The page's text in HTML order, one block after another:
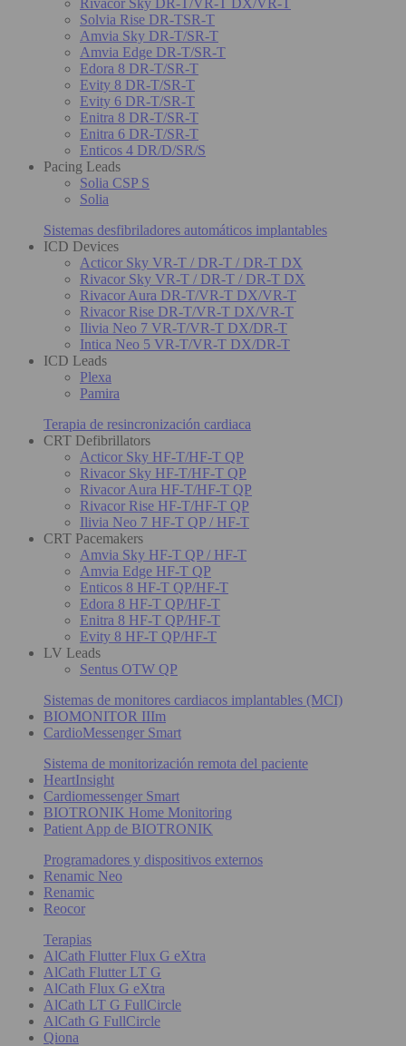
Solvia Rise DR-TSR-T
Amvia Sky DR-T/SR-T
Amvia Edge DR-T/SR-T
Edora 8 DR-T/SR-T
Evity 8 DR-T/SR-T
Evity 6 DR-T/SR-T
Enitra 8 DR-T/SR-T
Enitra 6 DR-T/SR-T
Enticos 4 DR/D/SR/S
Pacing Leads
Solia CSP S
Solia
Sistemas desfibriladores automáticos implantables
ICD Devices
Acticor Sky VR-T / DR-T / DR-T DX
Rivacor Sky VR-T / DR-T / DR-T DX
Rivacor Aura DR-T/VR-T DX/VR-T
Rivacor Rise DR-T/VR-T DX/VR-T
Ilivia Neo 7 VR-T/VR-T DX/DR-T
Intica Neo 5 VR-T/VR-T DX/DR-T
ICD Leads
Plexa
Pamira
Terapia de resincronización cardiaca
CRT Defibrillators
Acticor Sky HF-T/HF-T QP
Rivacor Sky HF-T/HF-T QP
Rivacor Aura HF-T/HF-T QP
Rivacor Rise HF-T/HF-T QP
Ilivia Neo 7 HF-T QP / HF-T
CRT Pacemakers
Amvia Sky HF-T QP / HF-T
Amvia Edge HF-T QP
Enticos 8 HF-T QP/HF-T
Edora 8 HF-T QP/HF-T
Enitra 8 HF-T QP/HF-T
Evity 8 HF-T QP/HF-T
LV Leads
Sentus OTW QP
Sistemas de monitores cardiacos implantables (MCI)
BIOMONITOR IIIm
CardioMessenger Smart
Sistema de monitorización remota del paciente
HeartInsight
Cardiomessenger Smart
BIOTRONIK Home Monitoring
Patient App de BIOTRONIK
Programadores y dispositivos externos
Renamic Neo
Renamic
Reocor
Terapias
AlCath Flutter Flux G eXtra
AlCath Flutter LT G
AlCath Flux G eXtra
AlCath LT G FullCircle
AlCath G FullCircle
Qiona